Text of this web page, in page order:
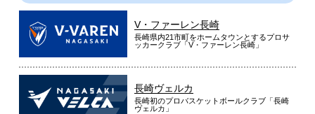
V・ファーレン長崎
長崎県内21市町をホームタウンとするプロサ
ッカークラブ「V・ファーレン長崎」
長崎ヴェルカ
長崎初のプロバスケットボールクラブ「長崎
ヴェルカ」